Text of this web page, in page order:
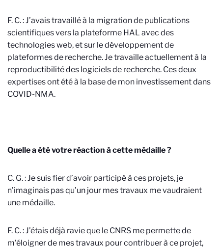
F. C. : J’avais travaillé à la migration de publications
scientifiques vers la plateforme HAL avec des
technologies web, et sur le développement de
plateformes de recherche. Je travaille actuellement à la
reproductibilité des logiciels de recherche. Ces deux
expertises ont été à la base de mon investissement dans
COVID-NMA.
Quelle a été votre réaction à cette médaille ?
C. G. : Je suis fier d’avoir participé à ces projets, je
n’imaginais pas qu’un jour mes travaux me vaudraient
une médaille.
F. C. : J’étais déjà ravie que le CNRS me permette de
m’éloigner de mes travaux pour contribuer à ce projet,